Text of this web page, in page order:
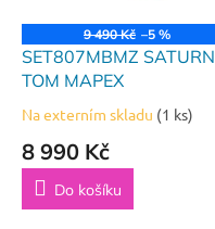
9 490 Kč –5 %
SET807MBMZ SATURN
TOM MAPEX
Na externím skladu (1 ks)
8 990 Kč
Do košíku